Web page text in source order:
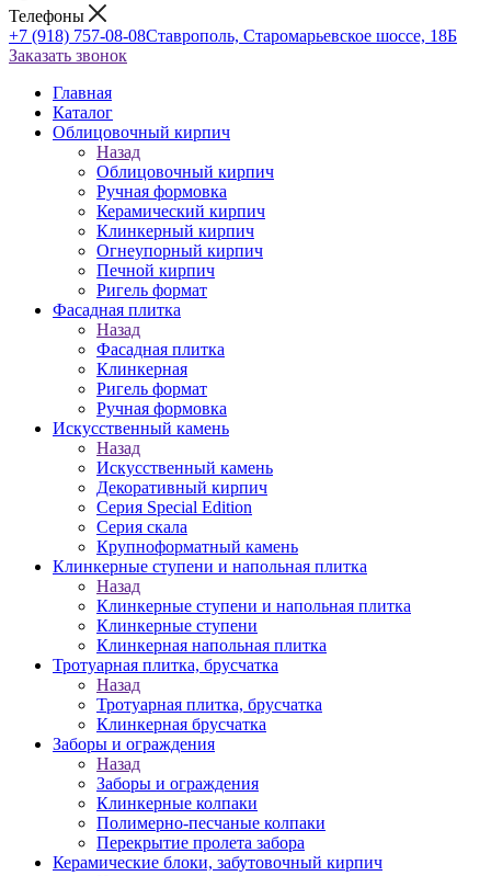
Телефоны
+7 (918) 757-08-08Ставрополь, Старомарьевское шоссе, 18Б
Заказать звонок
Главная
Каталог
Облицовочный кирпич
Назад
Облицовочный кирпич
Ручная формовка
Керамический кирпич
Клинкерный кирпич
Огнеупорный кирпич
Печной кирпич
Ригель формат
Фасадная плитка
Назад
Фасадная плитка
Клинкерная
Ригель формат
Ручная формовка
Искусственный камень
Назад
Искусственный камень
Декоративный кирпич
Серия Special Edition
Серия скала
Крупноформатный камень
Клинкерные ступени и напольная плитка
Назад
Клинкерные ступени и напольная плитка
Клинкерные ступени
Клинкерная напольная плитка
Тротуарная плитка, брусчатка
Назад
Тротуарная плитка, брусчатка
Клинкерная брусчатка
Заборы и ограждения
Назад
Заборы и ограждения
Клинкерные колпаки
Полимерно-песчаные колпаки
Перекрытие пролета забора
Керамические блоки, забутовочный кирпич